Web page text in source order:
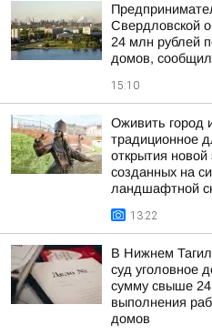
Свердловской
24 млн рублей
домов,
15:10
Оживить город
традиционное
открытия новой
созданных на
ландшафтной
13:22
В Нижнем
суд уголовное
сумму свыше
выполнения
домов